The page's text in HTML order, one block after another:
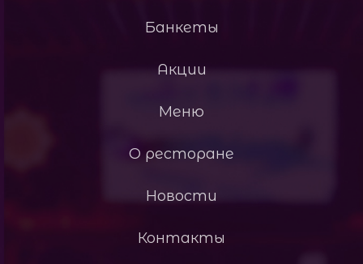
Банкеты
Акции
Меню
О ресторане
Новости
Контакты